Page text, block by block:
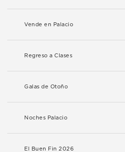
Vende en Palacio
Regreso a Clases
Galas de Otoño
Noches Palacio
El Buen Fin 2026